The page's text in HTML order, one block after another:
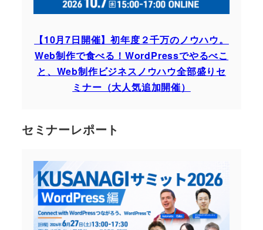
【10月7日開催】初年度２千万のノウハウ。
Web制作で食べる！WordPressでやるべこ
と、Web制作ビジネスノウハウ全部盛りセ
ミナー（大人気追加開催）
セミナーレポート